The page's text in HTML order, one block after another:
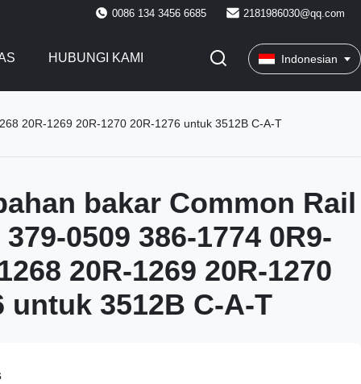
0086 134 3456 6685 2181986030@qq.com
HUBUNGI KAMI Indonesian
20R-1269 20R-1270 20R-1276 untuk 3512B C-A-T
bakar Common Rail
0509 386-1774 0R9-
20R-1269 20R-1270
untuk 3512B C-A-T